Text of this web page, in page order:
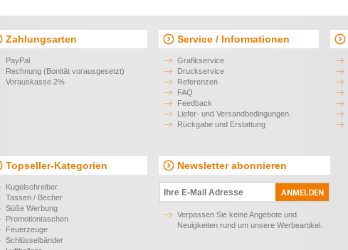
Zahlungsarten
PayPal
Rechnung (Bonität vorausgesetzt)
Vorauskasse 2%
Service / Informationen
Grafikservice
Druckservice
Referenzen
FAQ
Feedback
Liefer- und Versandbedingungen
Rückgabe und Erstattung
Topseller-Kategorien
Kugelschreiber
Tassen / Becher
Süße Werbung
Promotiontaschen
Feuerzeuge
Schlüsselbänder
Newsletter abonnieren
Verpassen Sie keine Angebote und
Neuigkeiten rund um unsere Werbeartikel.